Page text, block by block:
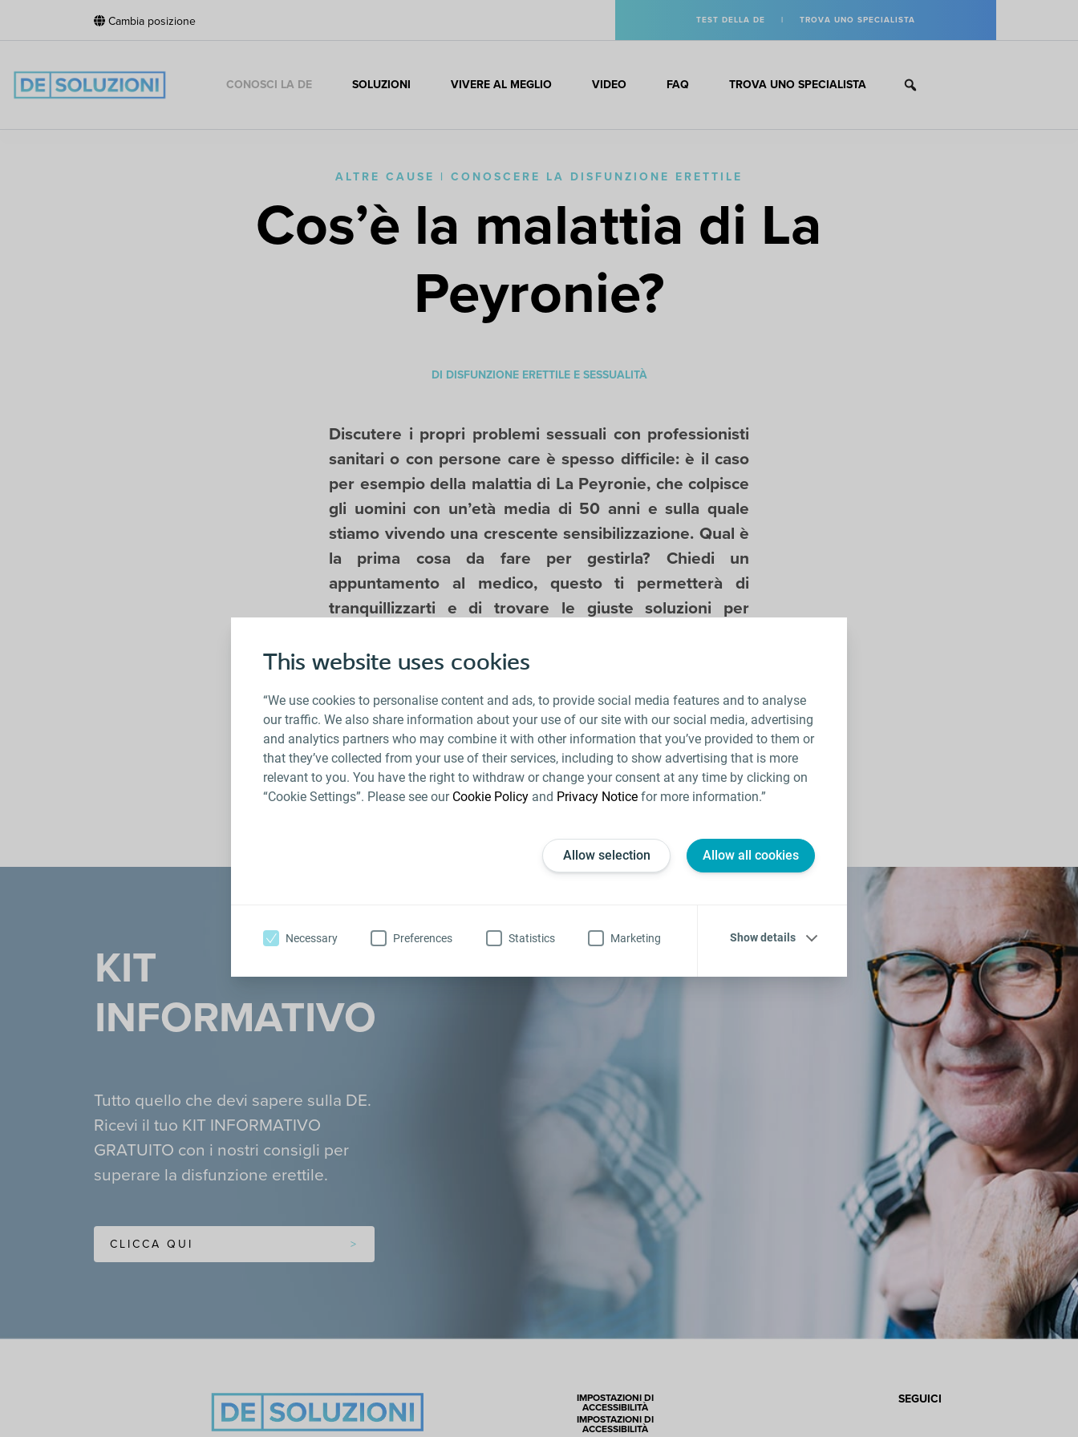
This website uses cookies
“We use cookies to personalise content and ads, to provide social media features and to analyse
our traffic. We also share information about your use of our site with our social media, advertising
and analytics partners who may combine it with other information that you’ve provided to them or
that they’ve collected from your use of their services, including to show advertising that is more
relevant to you. You have the right to withdraw or change your consent at any time by clicking on
“Cookie Settings”. Please see our Cookie Policy and Privacy Notice for more information.”
Allow selection Allow all cookies
Necessary Preferences Statistics Marketing Show details
Cambia posizione TEST DELLA DE | TROVA UNO SPECIALISTA
CONOSCI LA DE SOLUZIONI VIVERE AL MEGLIO VIDEO FAQ TROVA UNO SPECIALISTA
ALTRE CAUSE | CONOSCERE LA DISFUNZIONE ERETTILE
Cos’è la malattia di La
Peyronie?
DI DISFUNZIONE ERETTILE E SESSUALITÀ
Discutere i propri problemi sessuali con professionisti
sanitari o con persone care è spesso difficile: è il caso
per esempio della malattia di La Peyronie, che colpisce
gli uomini con un’età media di 50 anni e sulla quale
stiamo vivendo una crescente sensibilizzazione. Qual è
la prima cosa da fare per gestirla? Chiedi un
appuntamento al medico, questo ti permetterà di
tranquillizzarti e di trovare le giuste soluzioni per
CONDIVIDI QUESTO ARTICOLO
KIT
INFORMATIVO
Tutto quello che devi sapere sulla DE.
Ricevi il tuo KIT INFORMATIVO
GRATUITO con i nostri consigli per
superare la disfunzione erettile.
CLICCA QUI
IMPOSTAZIONI DI
ACCESSIBILITÀ
IMPOSTAZIONI DI
ACCESSIBILITÀ
SEGUICI